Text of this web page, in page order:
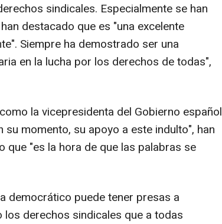
sindicales. Especialmente se han
destacado que es "una excelente
Siempre ha demostrado ser una
en la lucha por los derechos de todas",
la vicepresidenta del Gobierno español
momento, su apoyo a este indulto", han
que "es la hora de que las palabras se
democrático puede tener presas a
derechos sindicales que a todas